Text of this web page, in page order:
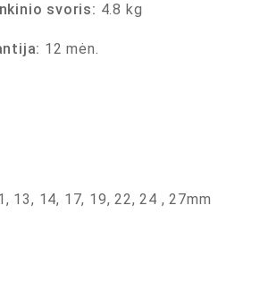
svoris: 4.8 kg
12 mėn.
13, 14, 17, 19, 22, 24 , 27mm